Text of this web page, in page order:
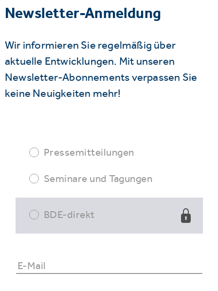
Newsletter-Anmeldung
Wir informieren Sie regelmäßig über
aktuelle Entwicklungen. Mit unseren
Newsletter-Abonnements verpassen Sie
keine Neuigkeiten mehr!
Pressemitteilungen
Seminare und Tagungen
BDE-direkt